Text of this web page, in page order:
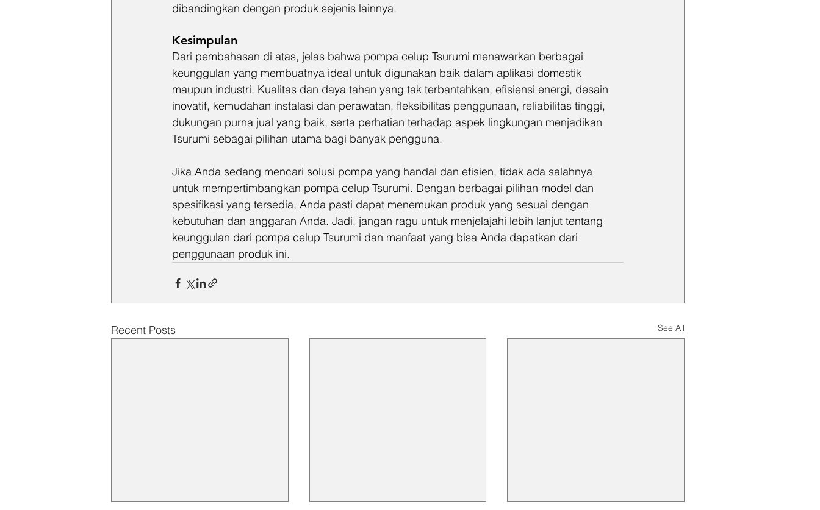
dibandingkan dengan produk sejenis lainnya.
Kesimpulan
Dari pembahasan di atas, jelas bahwa pompa celup Tsurumi menawarkan berbagai
keunggulan yang membuatnya ideal untuk digunakan baik dalam aplikasi domestik
maupun industri. Kualitas dan daya tahan yang tak terbantahkan, efisiensi energi, desain
inovatif, kemudahan instalasi dan perawatan, fleksibilitas penggunaan, reliabilitas tinggi,
dukungan purna jual yang baik, serta perhatian terhadap aspek lingkungan menjadikan
Tsurumi sebagai pilihan utama bagi banyak pengguna.
Jika Anda sedang mencari solusi pompa yang handal dan efisien, tidak ada salahnya
untuk mempertimbangkan pompa celup Tsurumi. Dengan berbagai pilihan model dan
spesifikasi yang tersedia, Anda pasti dapat menemukan produk yang sesuai dengan
kebutuhan dan anggaran Anda. Jadi, jangan ragu untuk menjelajahi lebih lanjut tentang
keunggulan dari pompa celup Tsurumi dan manfaat yang bisa Anda dapatkan dari
penggunaan produk ini.
Recent Posts See All